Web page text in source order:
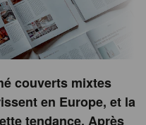
couverts mixtes
en Europe, et la
tendance. Après